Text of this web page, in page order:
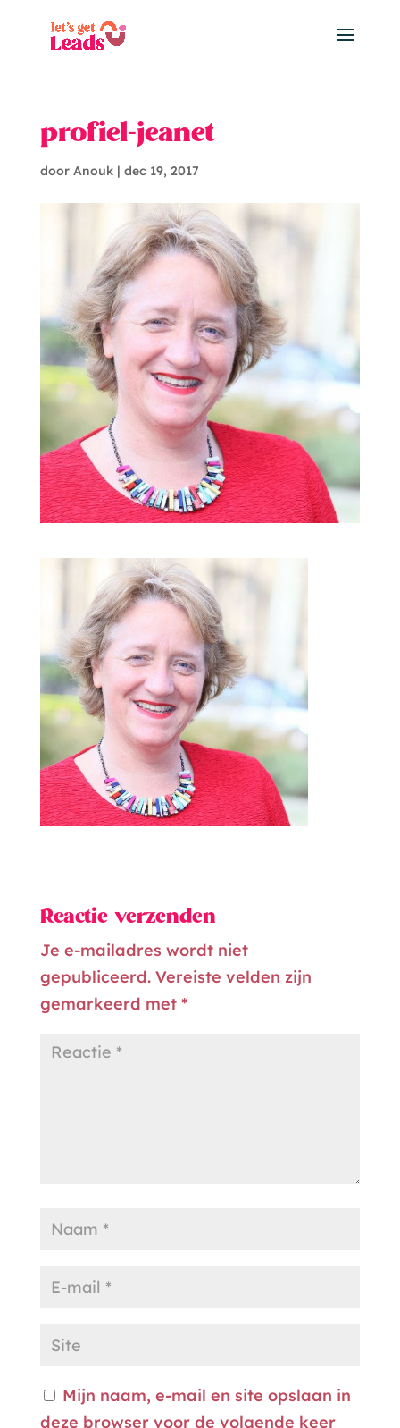
profiel-jeanet
door Anouk| dec 19, 2017
Reactie verzenden
Je e-mailadres wordt niet
gepubliceerd. Vereiste velden zijn
gemarkeerd met *
Mijn naam, e-mail en site opslaan in
deze browser voor de volgende keer